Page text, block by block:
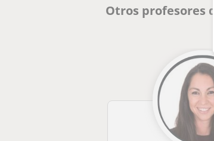
Otros profesores